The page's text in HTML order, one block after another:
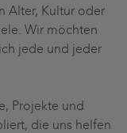
Alter, Kultur oder
Wir möchten
jede und jeder
Projekte und
die uns helfen